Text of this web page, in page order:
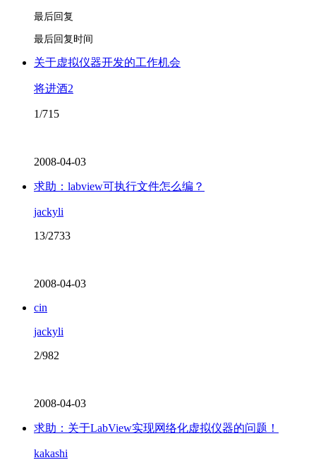
最后回复
最后回复时间
关于虚拟仪器开发的工作机会
将进酒2
1/715
2008-04-03
求助：labview可执行文件怎么编？
jackyli
13/2733
2008-04-03
cin
jackyli
2/982
2008-04-03
求助：关于LabView实现网络化虚拟仪器的问题！
kakashi